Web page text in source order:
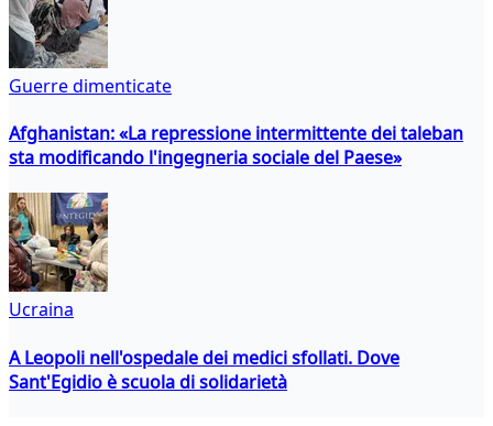
Guerre dimenticate
Afghanistan: «La repressione intermittente dei taleban
sta modificando l'ingegneria sociale del Paese»
Ucraina
A Leopoli nell'ospedale dei medici sfollati. Dove
Sant'Egidio è scuola di solidarietà